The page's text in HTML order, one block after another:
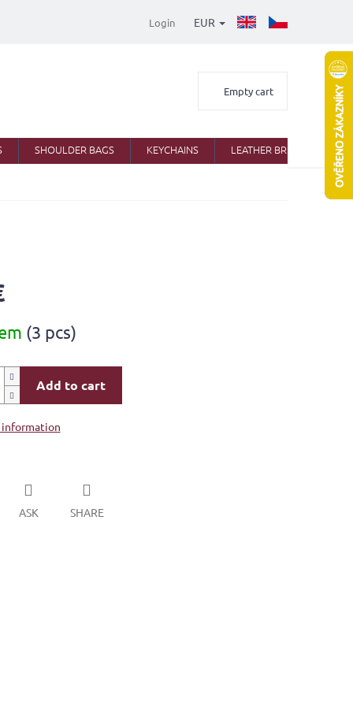
EUR
Login
Shopping
Empty cart
SHOULDER BAGS KEYCHAINS LEATHER BRIEFCASES
(3 pcs)
Add to cart
ASK SHARE